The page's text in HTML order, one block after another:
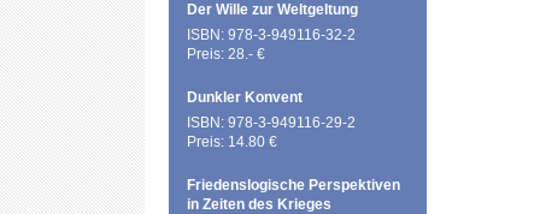
Der Wille zur Weltgeltung
ISBN: 978-3-949116-32-2
Preis: 28.- €
Dunkler Konvent
ISBN: 978-3-949116-29-2
Preis: 14.80 €
Friedenslogische Perspektiven
in Zeiten des Krieges